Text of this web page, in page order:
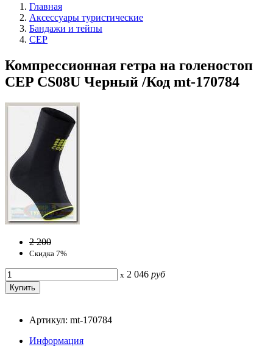
Главная
Аксессуары туристические
Бандажи и тейпы
CEP
Компрессионная гетра на голеностоп
CEP CS08U Черный /Код mt-170784
2 200
Скидка 7%
x 2 046 руб
Артикул: mt-170784
Информация